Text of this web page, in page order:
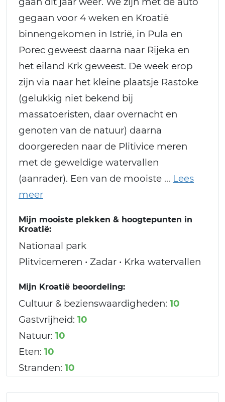
gegaan voor 4 weken en Kroatië
binnengekomen in Istrië, in Pula en
Porec geweest daarna naar Rijeka en
het eiland Krk geweest. De week erop
zijn via naar het kleine plaatsje Rastoke
(gelukkig niet bekend bij
massatoeristen, daar overnacht en
genoten van de natuur) daarna
doorgereden naar de Plitivice meren
met de geweldige watervallen
(aanrader). Een van de mooiste
Mijn mooiste plekken & hoogtepunten in
Kroatië:
Nationaal park
Plitvicemeren • Zadar • Krka watervallen
Mijn Kroatië beoordeling:
Cultuur & bezienswaardigheden: 10
Gastvrijheid: 10
Natuur: 10
Eten: 10
Stranden: 10